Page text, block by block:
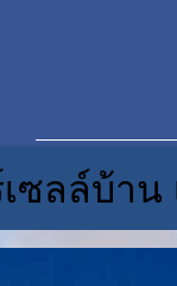
ซลล์บ้า